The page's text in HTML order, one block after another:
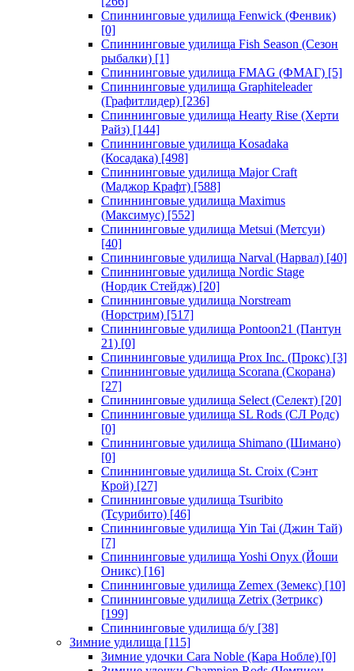
Спиннинговые удилища Fenwick (Фенвик)
[0]
Спиннинговые удилища Fish Season (Сезон
рыбалки) [1]
Спиннинговые удилища FMAG (ФМАГ) [5]
Спиннинговые удилища Graphiteleader
(Графитлидер) [236]
Спиннинговые удилища Hearty Rise (Херти
Райз) [144]
Спиннинговые удилища Kosadaka
(Косадака) [498]
Спиннинговые удилища Major Craft
(Маджор Крафт) [588]
Спиннинговые удилища Maximus
(Максимус) [552]
Спиннинговые удилища Metsui (Метсуи)
[40]
Спиннинговые удилища Narval (Нарвал) [40]
Спиннинговые удилища Nordic Stage
(Нордик Стейдж) [20]
Спиннинговые удилища Norstream
(Норстрим) [517]
Спиннинговые удилища Pontoon21 (Пантун
21) [0]
Спиннинговые удилища Prox Inc. (Прокс) [3]
Спиннинговые удилища Scorana (Скорана)
[27]
Спиннинговые удилища Select (Селект) [20]
Спиннинговые удилища SL Rods (СЛ Родс)
[0]
Спиннинговые удилища Shimano (Шимано)
[0]
Спиннинговые удилища St. Croix (Сэнт
Крой) [27]
Спиннинговые удилища Tsuribito
(Тсурибито) [46]
Спиннинговые удилища Yin Tai (Джин Тай)
[7]
Спиннинговые удилища Yoshi Onyx (Йоши
Оникс) [16]
Спиннинговые удилища Zemex (Земекс) [10]
Спиннинговые удилища Zetrix (Зетрикс)
[199]
Спиннинговые удилища б/у [38]
Зимние удилища [115]
Зимние удочки Cara Noble (Кара Нобле) [0]